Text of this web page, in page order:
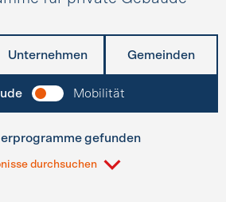
Unternehmen Gemeinden
Mobilität
gefunden
durchsuchen